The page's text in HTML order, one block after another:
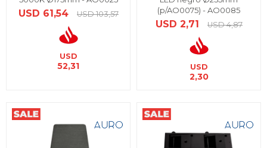
USD 61,54 USD 103,57
USD
52,31
(p/AO0075) - AO0085
USD 2,71 USD 4,87
USD
2,30